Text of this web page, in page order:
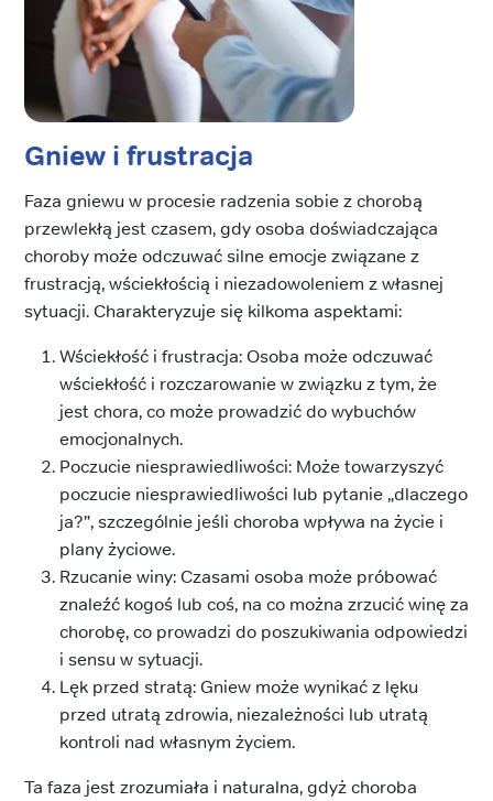
Gniew i frustracja
Faza gniewu w procesie radzenia sobie z chorobą
przewlekłą jest czasem, gdy osoba doświadczająca
choroby może odczuwać silne emocje związane z
frustracją, wściekłością i niezadowoleniem z własnej
sytuacji. Charakteryzuje się kilkoma aspektami:
Wściekłość i frustracja: Osoba może odczuwać
wściekłość i rozczarowanie w związku z tym, że
jest chora, co może prowadzić do wybuchów
emocjonalnych.
Poczucie niesprawiedliwości: Może towarzyszyć
poczucie niesprawiedliwości lub pytanie „dlaczego
ja?”, szczególnie jeśli choroba wpływa na życie i
plany życiowe.
Rzucanie winy: Czasami osoba może próbować
znaleźć kogoś lub coś, na co można zrzucić winę za
chorobę, co prowadzi do poszukiwania odpowiedzi
i sensu w sytuacji.
Lęk przed stratą: Gniew może wynikać z lęku
przed utratą zdrowia, niezależności lub utratą
kontroli nad własnym życiem.
Ta faza jest zrozumiała i naturalna, gdyż choroba